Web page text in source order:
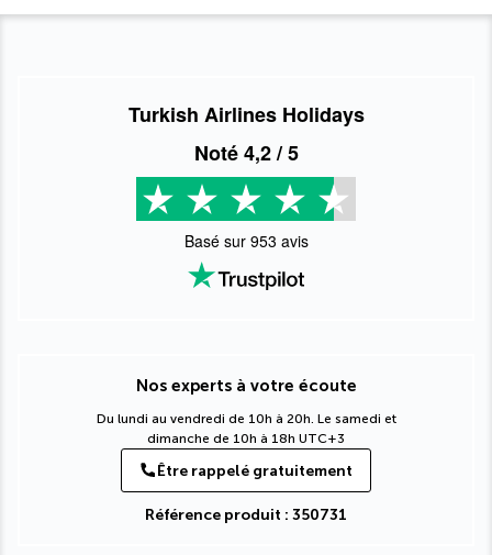
Turkish Airlines Holidays
Noté4,2/ 5
Basé sur 953 avis
Nos experts à votre écoute
Du lundi au vendredi de 10h à 20h. Le samedi et
dimanche de 10h à 18h UTC+3
Être rappelé gratuitement
Référence produit : 350731